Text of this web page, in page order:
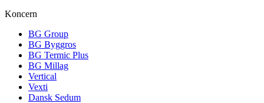
Koncern
BG Group
BG Byggros
BG Termic Plus
BG Millag
Vertical
Vexti
Dansk Sedum